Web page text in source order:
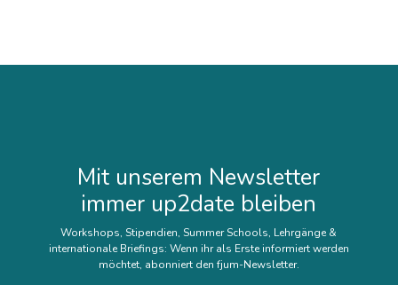
Mit unserem Newsletter
immer up2date bleiben
Workshops, Stipendien, Summer Schools, Lehrgänge &
internationale Briefings: Wenn ihr als Erste informiert werden
möchtet, abonniert den fjum-Newsletter.